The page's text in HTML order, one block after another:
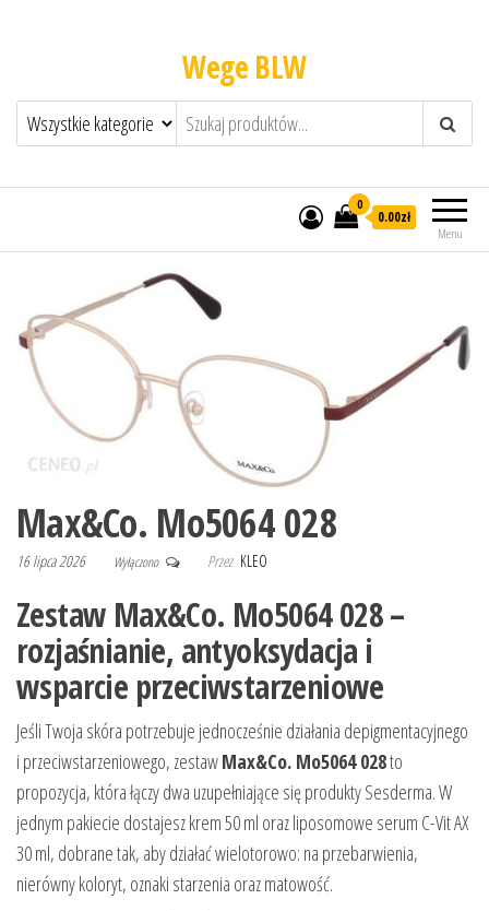
Wege BLW
Menu
0
0.00zł
Max&Co. Mo5064 028
16 lipca 2026 Wyłączono Przez KLEO
Zestaw Max&Co. Mo5064 028 –
rozjaśnianie, antyoksydacja i
wsparcie przeciwstarzeniowe
Jeśli Twoja skóra potrzebuje jednocześnie działania depigmentacyjnego
i przeciwstarzeniowego, zestawMax&Co. Mo5064 028to
propozycja, która łączy dwa uzupełniające się produkty Sesderma. W
jednym pakiecie dostajesz krem 50 ml oraz liposomowe serum C-Vit AX
30 ml, dobrane tak, aby działać wielotorowo: na przebarwienia,
nierówny koloryt, oznaki starzenia oraz matowość.